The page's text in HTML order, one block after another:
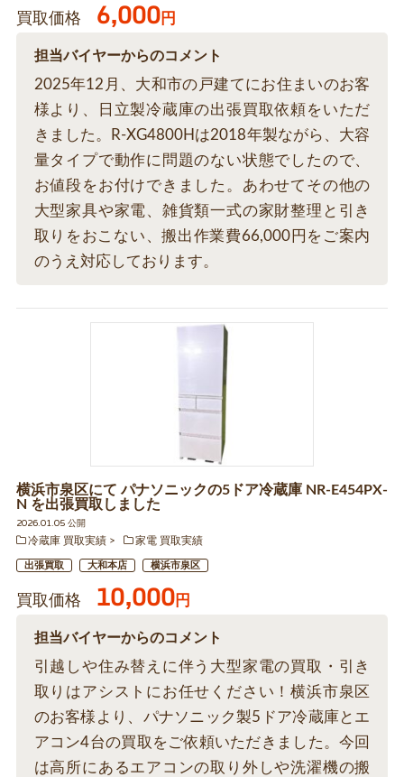
買取価格 6,000円
担当バイヤーからのコメント
2025年12月、大和市の戸建てにお住まいのお客
様より、日立製冷蔵庫の出張買取依頼をいただ
きました。R-XG4800Hは2018年製ながら、大容
量タイプで動作に問題のない状態でしたので、
お値段をお付けできました。あわせてその他の
大型家具や家電、雑貨類一式の家財整理と引き
取りをおこない、搬出作業費66,000円をご案内
のうえ対応しております。
横浜市泉区にて パナソニックの5ドア冷蔵庫 NR-E454PX-
N を出張買取しました
2026.01.05 公開
冷蔵庫 買取実績
家電 買取実績
出張買取 大和本店 横浜市泉区
買取価格 10,000円
担当バイヤーからのコメント
引越しや住み替えに伴う大型家電の買取・引き
取りはアシストにお任せください！横浜市泉区
のお客様より、パナソニック製5ドア冷蔵庫とエ
アコン4台の買取をご依頼いただきました。今回
は高所にあるエアコンの取り外しや洗濯機の搬